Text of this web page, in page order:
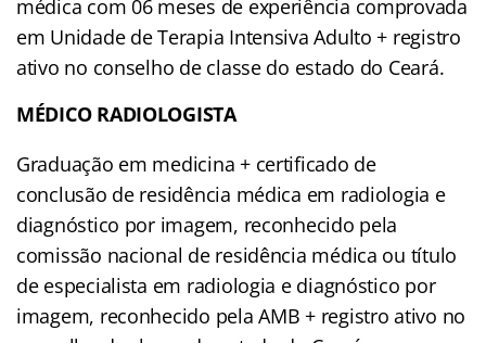
médica com 06 meses de experiência comprovada
em Unidade de Terapia Intensiva Adulto + registro
ativo no conselho de classe do estado do Ceará.
MÉDICO RADIOLOGISTA
Graduação em medicina + certificado de
conclusão de residência médica em radiologia e
diagnóstico por imagem, reconhecido pela
comissão nacional de residência médica ou título
de especialista em radiologia e diagnóstico por
imagem, reconhecido pela AMB + registro ativo no